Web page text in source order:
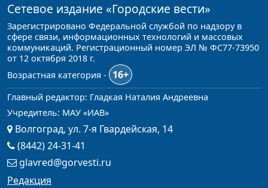
Сетевое издание «Городские вести»
Зарегистрировано Федеральной службой по надзору в
сфере связи, информационных технологий и массовых
коммуникаций. Регистрационный номер ЭЛ № ФС77-73950
от 12 октября 2018 г.
Возрастная категория -
16+
Главный редактор: Гладкая Наталия Андреевна
Учредитель: МАУ «ИАВ»
Волгоград, ул. 7-я Гвардейская, 14
(8442) 24-31-41
glavred@gorvesti.ru
Редакция